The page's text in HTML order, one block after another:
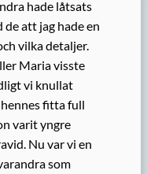
hade låtsats
att jag hade en
vilka detaljer.
Maria visste
vi knullat
fitta full
varit yngre
Nu var vi en
som